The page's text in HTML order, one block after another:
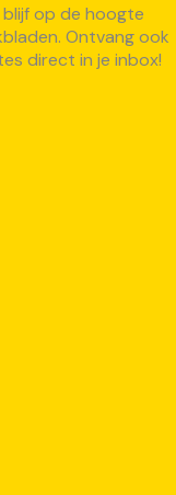
blijf op de hoogte
Ontvang ook
direct in je inbox!